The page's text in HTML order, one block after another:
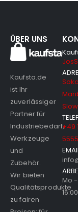
ÜBER UNS
Kaufsta.de
ist Ihr
zuverlässiger
Partner für
Industriebedarf,
Werkzeuge
und
Zubehör.
Wir bieten
Qualitätsprodukte
zu fairen
+49
5555
Mo
16:00